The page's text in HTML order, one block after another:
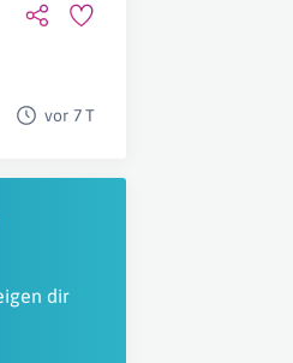
vor 7 T
dir